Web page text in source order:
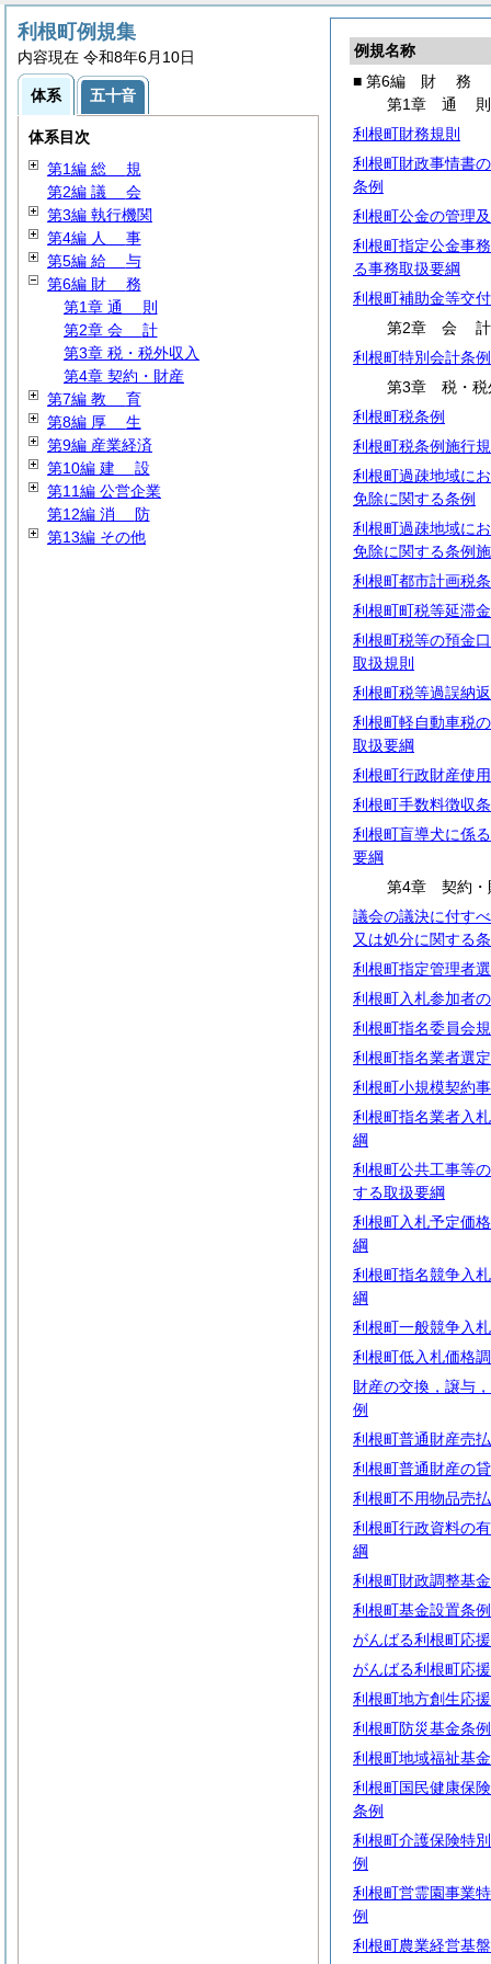
例規名称
■ 第6編 財 務
第1章 通 則
利根町財務規則
利根町財政事情書
条例
利根町公金の管理
利根町指定公金事
る事務取扱要綱
利根町補助金等交
第2章 会計
利根町特別会計条例
第3章 税・税
利根町税条例
利根町税条例施行
利根町過疎地域に
免除に関する条例
利根町過疎地域に
免除に関する条例
利根町都市計画税
利根町町税等延滞
利根町税等の預金
取扱規則
利根町税等過誤納
利根町軽自動車税
取扱要綱
利根町行政財産使
利根町手数料徴収
利根町盲導犬に係
要綱
第4章 契約・
議会の議決に付す
又は処分に関する
利根町指定管理者
利根町入札参加者
利根町指名委員会
利根町指名業者選
利根町小規模契約
利根町指名業者入
綱
利根町公共工事等
する取扱要綱
利根町入札予定価
綱
利根町指名競争入
綱
利根町一般競争入
利根町低入札価格
財産の交換，譲与
例
利根町普通財産売
利根町普通財産の
利根町不用物品売
利根町行政資料の
綱
利根町財政調整基
利根町基金設置条例
がんばる利根町応
がんばる利根町応
利根町地方創生応
利根町防災基金条例
利根町地域福祉基
利根町国民健康保
条例
利根町介護保険特
例
利根町営霊園事業
例
利根町農業経営基
利根町例規集
内容現在 令和8年6月10日
体系 五十音
体系目次
第1編 総 規
第2編 議 会
第3編 執行機関
第4編 人 事
第5編 給 与
第6編 財 務
第1章 通 則
第2章 会 計
第3章 税・税外収入
第4章 契約・財産
第7編 教 育
第8編 厚 生
第9編 産業経済
第10編 建 設
第11編 公営企業
第12編 消 防
第13編 その他